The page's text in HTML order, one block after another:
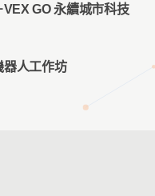
GO 永續城市科技
器人工作坊